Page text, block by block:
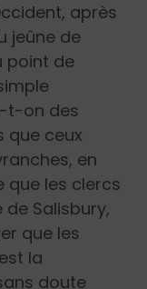
après
jeûne de
point de
t-on des
que ceux
en
que les clercs
Salisbury,
que les
la
doute